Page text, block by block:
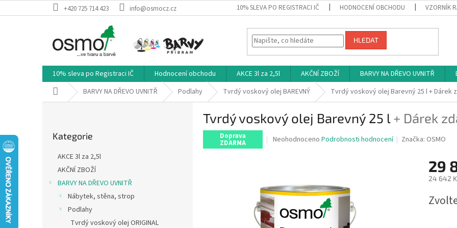
na
+420 725 714 423 info@osmocz.cz 10% SLEVA PO REGISTRACI IČ HODNOCENÍ OBCHODU VZORNÍK
HLEDAT
10% sleva po Registraci IČ Hodnocení obchodu AKCE 3l za 2,5l AKČNÍ ZBOŽÍ BARVY NA DŘEVO UVNITŘ
Domů BARVY NA DŘEVO UVNITŘ Podlahy Tvrdý voskový olej BAREVNÝ Tvrdý voskový olej Barevný 25 l+ Dárek
kategorie
Kategorie
AKCE 3l za 2,5l
AKČNÍ ZBOŽÍ
BARVY NA DŘEVO UVNITŘ
Nábytek, stěna, strop
Podlahy
Tvrdý voskový olej ORIGINAL
Tvrdý voskový olej Barevný 25 l+ Dárek
Doprava
ZDARMA
Průměrné
z
5
hvězdiček.
Neohodnoceno Podrobnosti hodnocení Značka: OSMO
29
24 642
cena: